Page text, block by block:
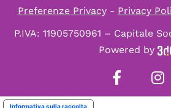
Preferenze Privacy- Privacy
P.IVA: 11905750961 – Capitale
Powered by
Informativa sulla raccolta